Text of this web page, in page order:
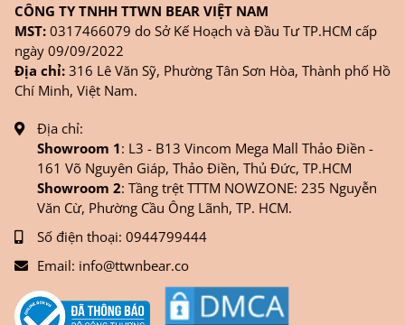
CÔNG TY TNHH TTWN BEAR VIỆT NAM
MST: 0317466079 do Sở Kế Hoạch và Đầu Tư TP.HCM cấp
ngày 09/09/2022
Địa chỉ: 316 Lê Văn Sỹ, Phường Tân Sơn Hòa, Thành phố Hồ
Chí Minh, Việt Nam.
Địa chỉ:
Showroom 1: L3 - B13 Vincom Mega Mall Thảo Điền -
161 Võ Nguyên Giáp, Thảo Điền, Thủ Đức, TP.HCM
Showroom 2: Tầng trệt TTTM NOWZONE: 235 Nguyễn
Văn Cừ, Phường Cầu Ông Lãnh, TP. HCM.
Số điện thoại: 0944799444
Email: info@ttwnbear.co